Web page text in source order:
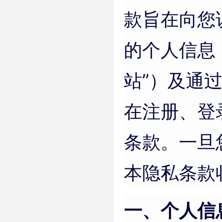
款旨在向
的个人信息
站”）及通
在注册、登
条款。一
本隐私条款
一、个人信